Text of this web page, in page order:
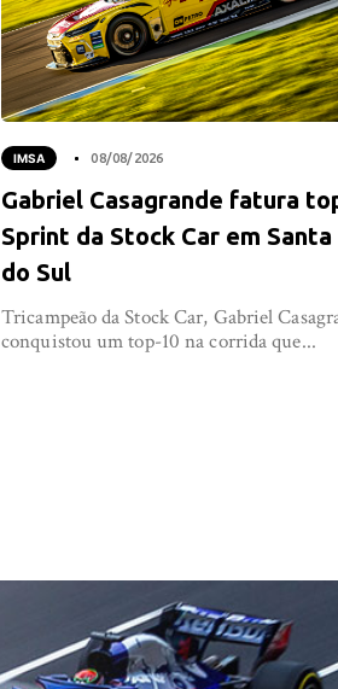
IMSA 08/08/2026
Gabriel Casagrande fatura
Sprint da Stock Car em Santa
do Sul
Tricampeão da Stock Car, Gabriel
conquistou um top-10 na corrida que...